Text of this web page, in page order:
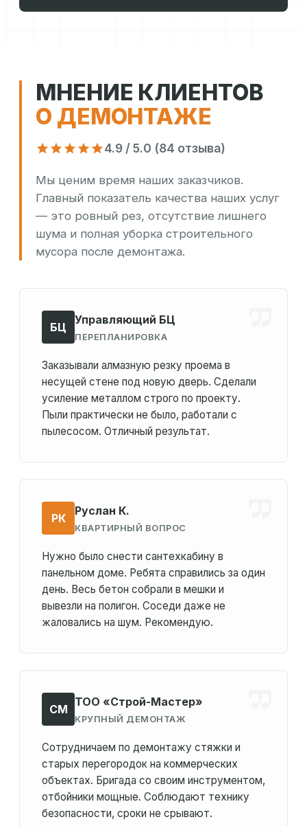
МНЕНИЕ КЛИЕНТОВ
О ДЕМОНТАЖЕ
4.9 / 5.0 (84 отзыва)
Мы ценим время наших заказчиков.
Главный показатель качества наших услуг
— это ровный рез, отсутствие лишнего
шума и полная уборка строительного
мусора после демонтажа.
БЦ
Управляющий БЦ
ПЕРЕПЛАНИРОВКА
Заказывали алмазную резку проема в
несущей стене под новую дверь. Сделали
усиление металлом строго по проекту.
Пыли практически не было, работали с
пылесосом. Отличный результат.
РК
Руслан К.
КВАРТИРНЫЙ ВОПРОС
Нужно было снести сантехкабину в
панельном доме. Ребята справились за один
день. Весь бетон собрали в мешки и
вывезли на полигон. Соседи даже не
жаловались на шум. Рекомендую.
СМ
ТОО «Строй-Мастер»
КРУПНЫЙ ДЕМОНТАЖ
Сотрудничаем по демонтажу стяжки и
старых перегородок на коммерческих
объектах. Бригада со своим инструментом,
отбойники мощные. Соблюдают технику
безопасности, сроки не срывают.